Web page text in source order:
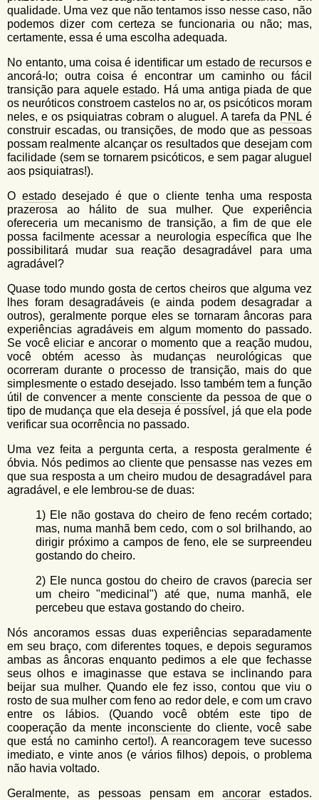
qualidade. Uma vez que não tentamos isso nesse caso, não
podemos dizer com certeza se funcionaria ou não; mas,
certamente, essa é uma escolha adequada.
No entanto, uma coisa é identificar um estado de recursose
ancorá-lo; outra coisa é encontrar um caminho ou fácil
transição para aqueleestado. Há uma antiga piada de que
os neuróticos constroem castelos no ar, os psicóticos moram
neles, e os psiquiatras cobram o aluguel. A tarefa da PNL é
construir escadas, ou transições, de modo que as pessoas
possam realmente alcançar os resultados que desejam com
facilidade (sem se tornarem psicóticos, e sem pagar aluguel
aos psiquiatras!).
O estadodesejado é que o cliente tenha uma resposta
prazerosa ao hálito de sua mulher. Que experiência
ofereceria um mecanismo de transição, a fim de que ele
possa facilmente acessar a neurologia específica que lhe
possibilitará mudar sua reação desagradável para uma
agradável?
Quase todo mundo gosta de certos cheiros que alguma vez
lhes foram desagradáveis (e ainda podem desagradar a
outros), geralmente porque eles se tornaram âncoras para
experiências agradáveis em algum momento do passado.
Se você eliciar e ancorar o momento que a reação mudou,
você obtém acesso às mudanças neurológicas que
ocorreram durante o processo de transição, mais do que
simplesmente oestado desejado. Isso também tem a função
útil de convencer a mente conscienteda pessoa de que o
tipo de mudança que ela deseja é possível, já que ela pode
verificar sua ocorrência no passado.
Uma vez feita a pergunta certa, a resposta geralmente é
óbvia. Nós pedimos ao cliente que pensasse nas vezes em
que sua resposta a um cheiro mudou de desagradável para
agradável, e ele lembrou-se de duas:
1) Ele não gostava do cheiro de feno recém cortado;
mas, numa manhã bem cedo, com o sol brilhando, ao
dirigir próximo a campos de feno, ele se surpreendeu
gostando do cheiro.
2) Ele nunca gostou do cheiro de cravos (parecia ser
um cheiro "medicinal") até que, numa manhã, ele
percebeu que estava gostando do cheiro.
Nós ancoramos essas duas experiências separadamente
em seu braço, com diferentes toques, e depois seguramos
ambas as âncoras enquanto pedimos a ele que fechasse
seus olhos e imaginasse que estava se inclinando para
beijar sua mulher. Quando ele fez isso, contou que viu o
rosto de sua mulher com feno ao redor dele, e com um cravo
entre os lábios. (Quando você obtém este tipo de
cooperação da mente inconsciente do cliente, você sabe
que está no caminho certo!). A reancoragem teve sucesso
imediato, e vinte anos (e vários filhos) depois, o problema
não havia voltado.
Geralmente, as pessoas pensam emancorar estados.